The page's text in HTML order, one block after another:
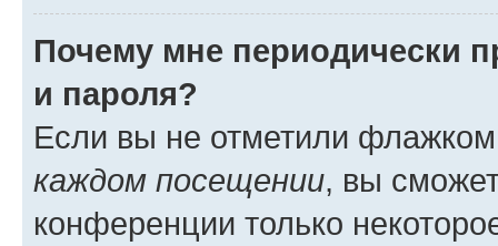
Почему мне периодически
и пароля?
Если вы не отметили
каждом посещении, вы
конференции только